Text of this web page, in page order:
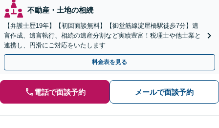
不動産・土地の相続
【弁護士歴19年】【初回面談無料】【御堂筋線淀屋橋駅徒歩7分】遺
言作成、遺言執行、相続の遺産分割など実績豊富！税理士や他士業と
連携し、円滑にご対応をいたします
料金表を見る
電話で面談予約 メールで面談予約